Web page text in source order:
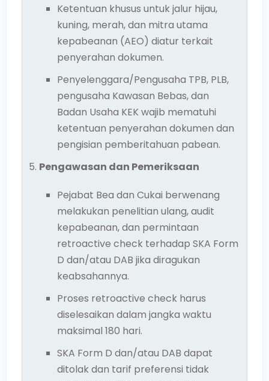
Ketentuan khusus untuk jalur hijau,
kuning, merah, dan mitra utama
kepabeanan (AEO) diatur terkait
penyerahan dokumen.
Penyelenggara/Pengusaha TPB, PLB,
pengusaha Kawasan Bebas, dan
Badan Usaha KEK wajib mematuhi
ketentuan penyerahan dokumen dan
pengisian pemberitahuan pabean.
Pengawasan dan Pemeriksaan
Pejabat Bea dan Cukai berwenang
melakukan penelitian ulang, audit
kepabeanan, dan permintaan
retroactive check terhadap SKA Form
D dan/atau DAB jika diragukan
keabsahannya.
Proses retroactive check harus
diselesaikan dalam jangka waktu
maksimal 180 hari.
SKA Form D dan/atau DAB dapat
ditolak dan tarif preferensi tidak